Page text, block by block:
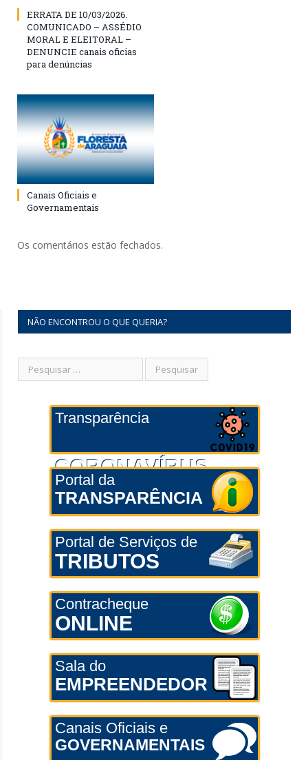
ERRATA DE 10/03/2026.
COMUNICADO – ASSÉDIO
MORAL E ELEITORAL –
DENUNCIE canais oficias
para denúncias
Canais Oficiais e
Governamentais
Os comentários estão fechados.
NÃO ENCONTROU O QUE QUERIA?
Transparência
CORONAVÍRUS
Portal da
TRANSPARÊNCIA
Portal de Serviços de
TRIBUTOS
Contracheque
ONLINE
Sala do
EMPREENDEDOR
Canais Oficiais e
GOVERNAMENTAIS